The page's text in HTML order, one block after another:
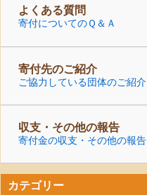
よくある質問
寄付についてのＱ＆Ａ
寄付先のご紹介
ご協力している団体のご紹介
収支・その他の報告
寄付金の収支・その他の報告
カテゴリー